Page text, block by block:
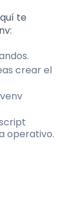
te
crear el
operativo.